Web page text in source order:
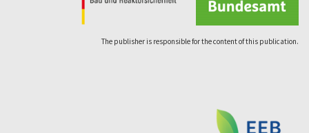
The publisher is responsible for the content of this publication.